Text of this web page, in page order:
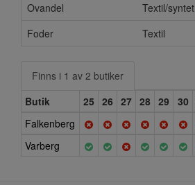
Ovandel
Textil/syntet
Foder
Textil
Finns i 1 av 2 butiker
Butik
25 26 27 28 29 30
Falkenberg
Varberg